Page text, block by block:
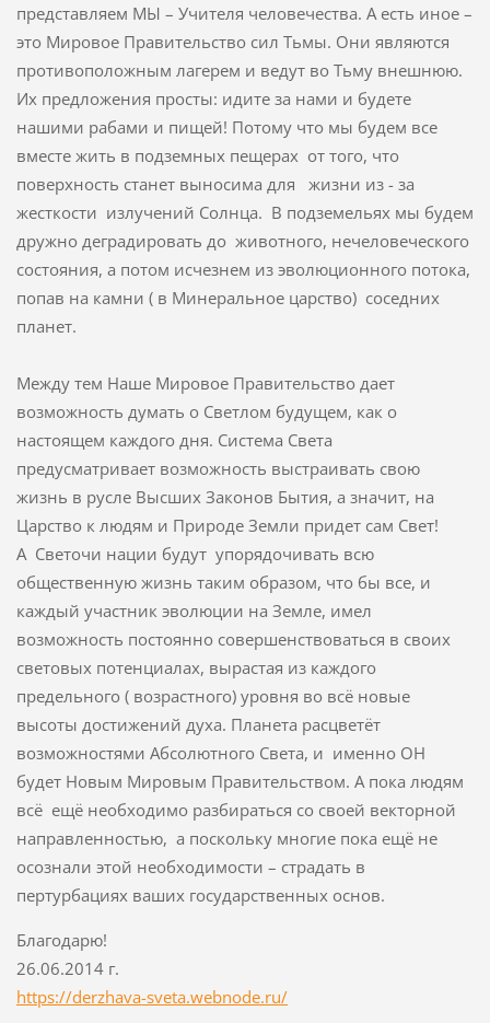
представляем МЫ – Учителя человечества. А есть иное –
это Мировое Правительство сил Тьмы. Они являются
противоположным лагерем и ведут во Тьму внешнюю.
Их предложения просты: идите за нами и будете
нашими рабами и пищей! Потому что мы будем все
вместе жить в подземных пещерах от того, что
поверхность станет выносима для жизни из - за
жесткости излучений Солнца. В подземельях мы будем
дружно деградировать до животного, нечеловеческого
состояния, а потом исчезнем из эволюционного потока,
попав на камни ( в Минеральное царство) соседних
планет.
Между тем Наше Мировое Правительство дает
возможность думать о Светлом будущем, как о
настоящем каждого дня. Система Света
предусматривает возможность выстраивать свою
жизнь в русле Высших Законов Бытия, а значит, на
Царство к людям и Природе Земли придет сам Свет!
А Светочи нации будут упорядочивать всю
общественную жизнь таким образом, что бы все, и
каждый участник эволюции на Земле, имел
возможность постоянно совершенствоваться в своих
световых потенциалах, вырастая из каждого
предельного ( возрастного) уровня во всё новые
высоты достижений духа. Планета расцветёт
возможностями Абсолютного Света, и именно ОН
будет Новым Мировым Правительством. А пока людям
всё ещё необходимо разбираться со своей векторной
направленностью, а поскольку многие пока ещё не
осознали этой необходимости – страдать в
пертурбациях ваших государственных основ.
Благодарю!
26.06.2014 г.
https://derzhava-sveta.webnode.ru/